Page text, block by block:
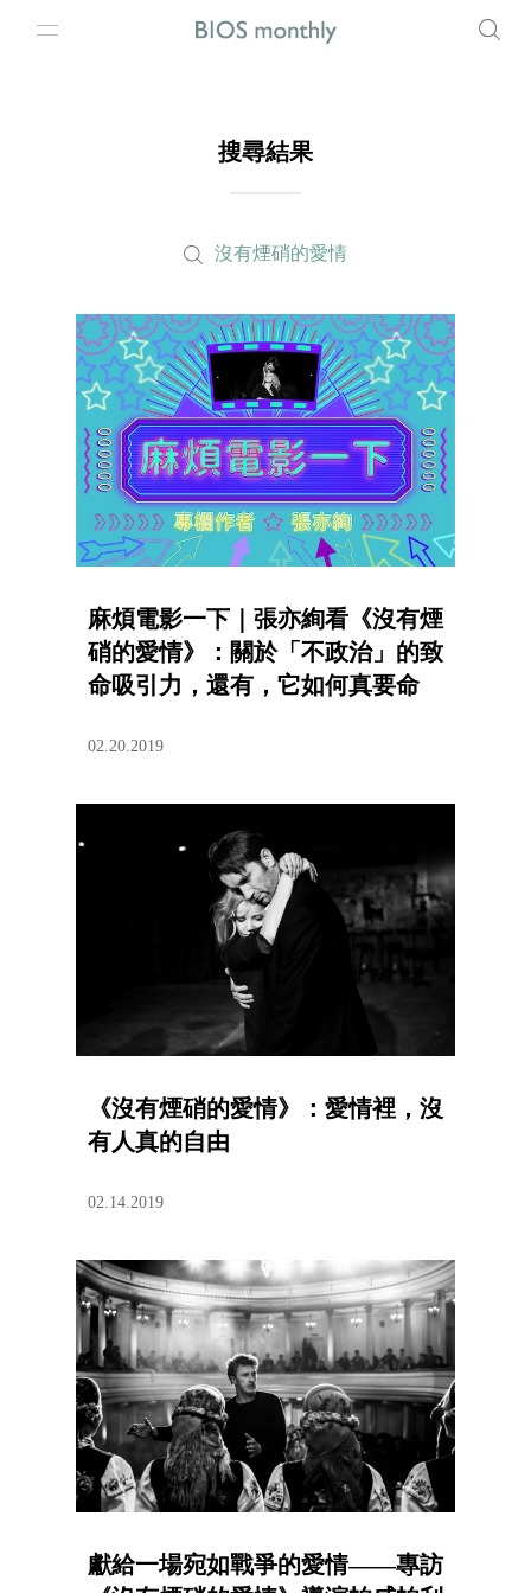
搜尋結果
沒有煙硝的愛情
麻煩電影一下｜張亦絢看《沒有煙
硝的愛情》：關於「不政治」的致
命吸引力，還有，它如何真要命
02.20.2019
《沒有煙硝的愛情》：愛情裡，沒
有人真的自由
02.14.2019
獻給一場宛如戰爭的愛情——專訪